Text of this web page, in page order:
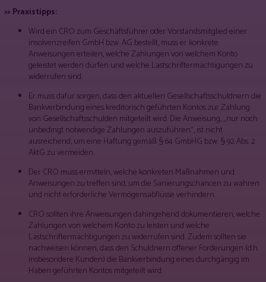
>> Praxistipps:
Wird ein CRO zum Geschäftsführer oder Vorstandsmitglied einer
insolvenzreifen GmbH bzw. AG bestellt, muss er konkrete
Anweisungen erteilen, welche Zahlungen von welchem Konto
geleistet werden dürfen und welche Lastschriftermächtigungen zu
widerrufen sind.
Er muss dafür sorgen, dass den aktuellen Gesellschaftsschuldnern die
Bankverbindung eines kreditorisch geführten Kontos zur Zahlung
von Gesellschaftsschulden mitgeteilt wird. Die Anweisung, „nur noch
unbedingt notwendige Zahlungen auszuführen“, ist nicht
ausreichend, um eine Haftung gemäß § 64 GmbHG bzw. § 92 Abs. 2
AktG zu vermeiden.
Der CRO muss ermitteln, welche konkreten Maßnahmen und
Anweisungen zu treffen sind, um die Sanierungschancen zu wahren
und nicht erforderliche Vermögensabflüsse verhindern.
CRO sollten ihre Anweisungen dahingehend dokumentieren, welche
Zahlungen von welchem Konto zu leisten und welche
Lastschriftermächtigungen zu widerrufen sind. Zudem sollten sie
nachweisen können, dass den Schuldnern offener Forderungen (d.h.
insbesondere Kunden) die Bankverbindung eines durchgängig im
Haben geführten Kontos mitgeteilt wird.